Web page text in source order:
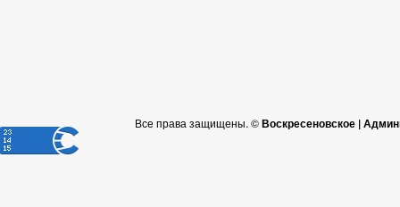
Все права защищены. ©Воскресеновское |